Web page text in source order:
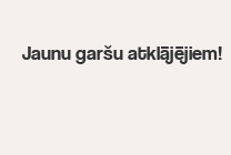
Jaunu garšu atklājējiem!